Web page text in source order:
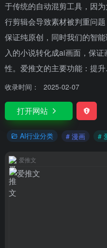
于传统的自动混剪工具，因
行剪辑会导致素材被判重问
保证纯原创，同时我们的智
入的小说转化成ai画面，保
性。爱推文的主要功能：提升
收录时间： 2025-02-07
打开网站
AI行业分类 # 漫画 #
爱推文